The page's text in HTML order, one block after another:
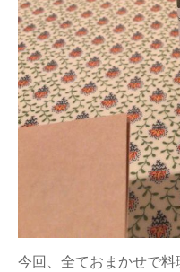
今回、全ておまかせで